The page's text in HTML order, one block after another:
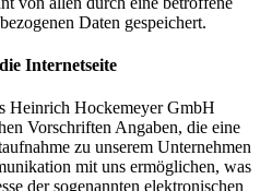
Daten gespeichert.
Internetseite
Heinrich Hockemeyer GmbH
Vorschriften Angaben, die eine
zu unserem Unternehmen
mit uns ermöglichen, was
der sogenannten elektronischen